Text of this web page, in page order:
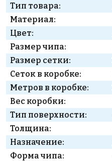
Тип товара:
Материал:
Цвет:
Размер чипа:
Размер сетки:
Сеток в коробке:
Метров в коробке:
Вес коробки:
Тип поверхности:
Толщина:
Назначение:
Форма чипа: